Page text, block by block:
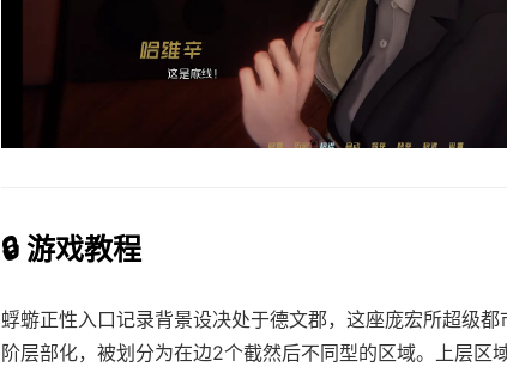
🔒 游戏教程
蜉蝣正性入口记录背景设决处于德文郡，这座庞宏所超级
阶层部化，被划分为在边2个截然后不同型的区域。上层区